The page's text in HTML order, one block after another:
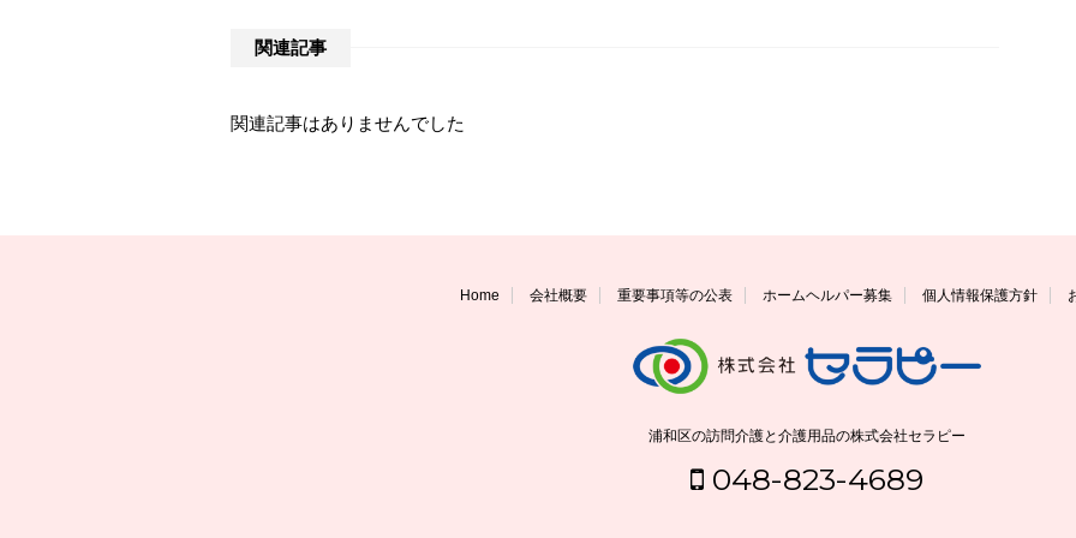
関連記事
関連記事はありませんでした
Home 会社概要 重要事項等の公表 ホームヘルパー募集 個人情報保護方針
浦和区の訪問介護と介護用品の株式会社セラピー
048-823-4689